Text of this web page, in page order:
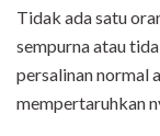
Tidak ada satu
sempurna atau
persalinan normal
mempertaruhkan